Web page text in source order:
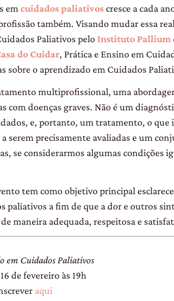
em cuidados paliativoscresce a cada
também. Visando mudar essa
Paliativos pelo Instituto Pallium
do Cuidar, Prática e Ensino em
sobre o aprendizado em Cuidados
multiprofissional, uma
com doenças graves. Não é um
e, portanto, um tratamento, o que
serem precisamente avaliadas e um
se considerarmos algumas condições
tem como objetivo principal
paliativos a fim de que a dor e outros
maneira adequada, respeitosa e
em Cuidados Paliativos
de fevereiro às 19h
aqui